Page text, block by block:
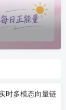
时多模态向量链